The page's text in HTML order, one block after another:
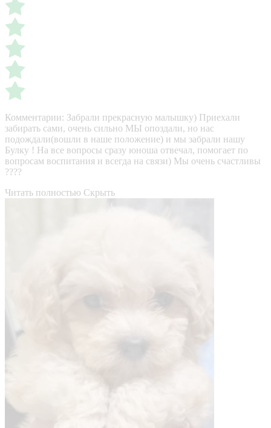
Комментарии: Забрали прекрасную малышку) Приехали
забирать сами, очень сильно МЫ опоздали, но нас
подождали(вошли в наше положение) и мы забрали нашу
Булку ! На все вопросы сразу юноша отвечал, помогает по
вопросам воспитания и всегда на связи) Мы очень счастливы
????
Читать полностью Скрыть